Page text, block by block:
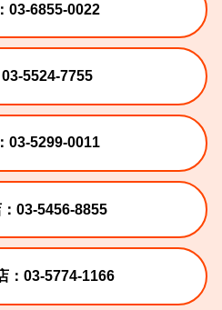
03-6855-0022
5524-7755
03-5299-0011
03-5456-8855
：03-5774-1166